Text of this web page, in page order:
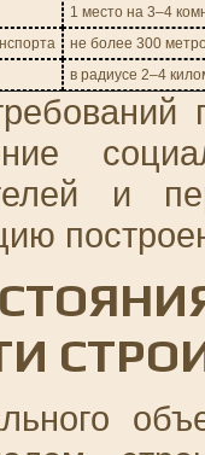
1 место на 3–4
не более 300
в радиусе 2–4
и